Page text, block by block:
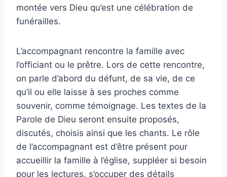
montée vers Dieu qu’est une célébration de
funérailles.
L’accompagnant rencontre la famille avec
l’officiant ou le prêtre. Lors de cette rencontre,
on parle d’abord du défunt, de sa vie, de ce
qu’il ou elle laisse à ses proches comme
souvenir, comme témoignage. Les textes de la
Parole de Dieu seront ensuite proposés,
discutés, choisis ainsi que les chants. Le rôle
de l’accompagnant est d’être présent pour
accueillir la famille à l’église, suppléer si besoin
pour les lectures, s’occuper des détails